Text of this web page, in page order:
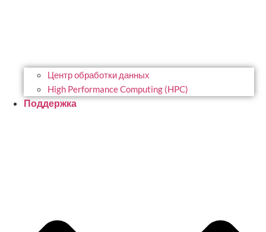
Центр обработки данных
High Performance Computing (HPC)
Поддержка